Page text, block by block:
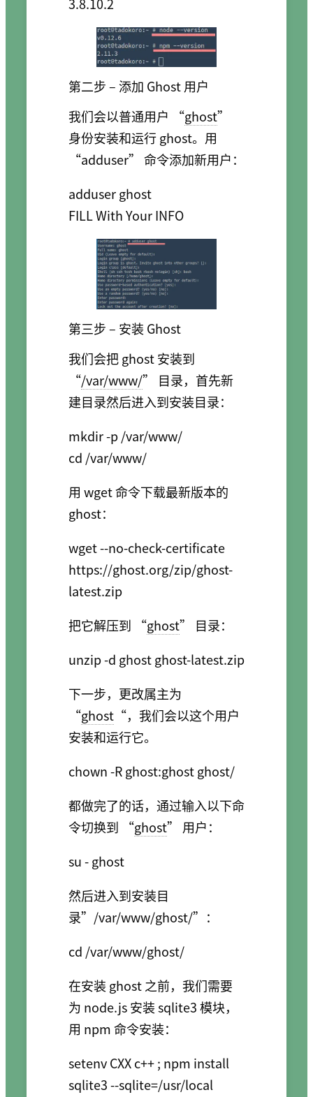
第二步 – 添加 Ghost 用户
我们会以普通用户 “ghost”
身份安装和运行 ghost。用
“adduser” 命令添加新用户：
adduser ghost
第三步 – 安装 Ghost
我们会把 ghost 安装到
“/var/www/” 目录，首先新
建目录然后进入到安装目录：
mkdir -p /var/www/
用 wget 命令下载最新版本的
ghost：
wget --no-check-certificate
https://ghost.org/zip/ghost-
把它解压到 “ghost” 目录：
下一步，更改属主为
“ghost “，我们会以这个用户
安装和运行它。
都做完了的话，通过输入以下命
令切换到 “ghost” 用户：
然后进入到安装目
录”/var/www/ghost/”：
在安装 ghost 之前，我们需要
为 node.js 安装 sqlite3 模块，
用 npm 命令安装：
setenv CXX c++ ; npm install